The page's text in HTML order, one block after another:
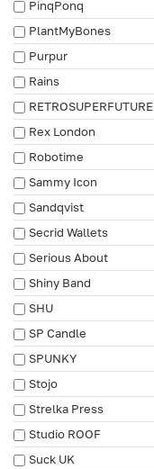
PinqPonq
PlantMyBones
Purpur
Rains
RETROSUPERFUTURE
Rex London
Robotime
Sammy Icon
Sandqvist
Secrid Wallets
Serious About
Shiny Band
SHU
SP Candle
SPUNKY
Stojo
Strelka Press
Studio ROOF
Suck UK